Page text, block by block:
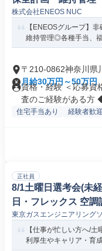
株式会社ENEOS NUC
【ENEOSグループ】
維持管理◎各種手当、
〒210-0862神奈川県
月給30万円～50万円
資格・経験 ＜応募資
査のご経験がある方
住宅手当あり 経験者歓迎
正社員
8/1土曜日選考会(未
日・フレックス 空調
東京ガスエンジニアリング
【仕事が忙しい方へ/
利厚生やキャリア・育